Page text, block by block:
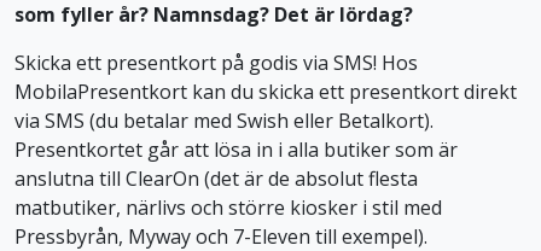
som fyller år? Namnsdag? Det är lördag?
Skicka ett presentkort på godis via SMS! Hos
MobilaPresentkort kan du skicka ett presentkort direkt
via SMS (du betalar med Swish eller Betalkort).
Presentkortet går att lösa in i alla butiker som är
anslutna till ClearOn (det är de absolut flesta
matbutiker, närlivs och större kiosker i stil med
Pressbyrån, Myway och 7-Eleven till exempel).